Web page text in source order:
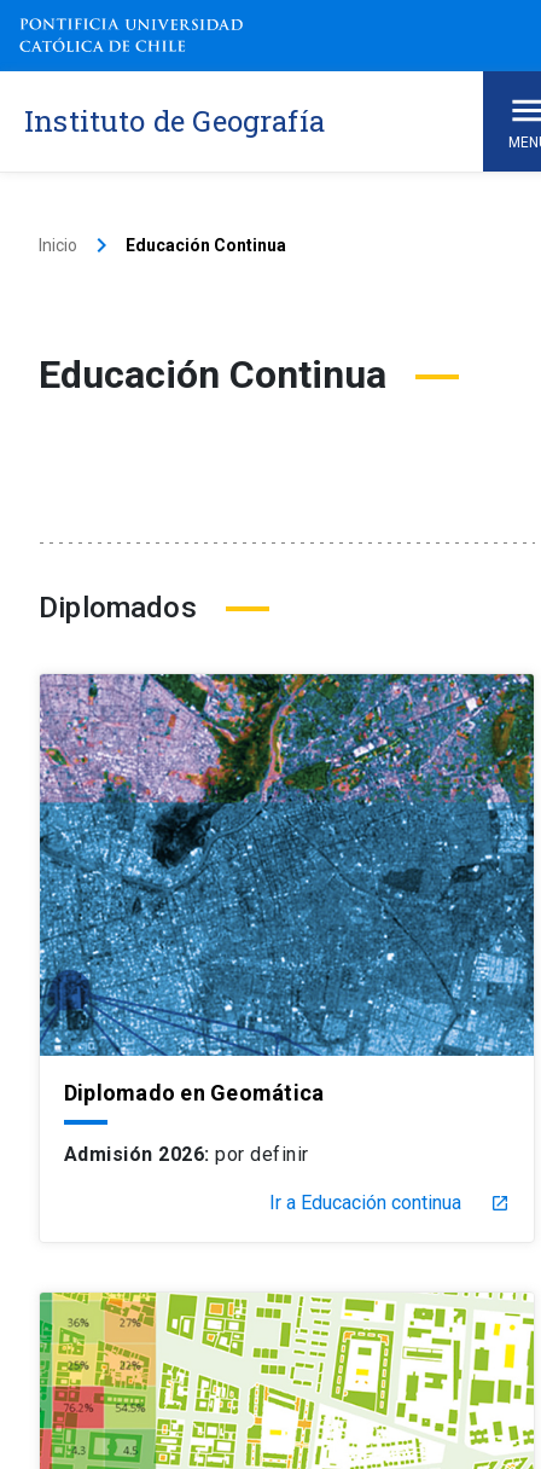
Instituto de Geografía
Inicio keyboard_arrow_right Educación Continua
Educación Continua
Diplomados
Diplomado en Geomática
Admisión 2026: por definir
Ir a Educación continua launch